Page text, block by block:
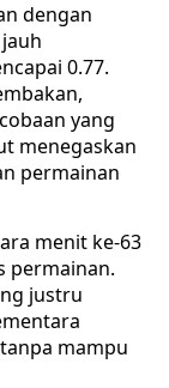
dengan
0.77.
yang
menegaskan
permainan
menit ke-63
permainan.
justru
mampu